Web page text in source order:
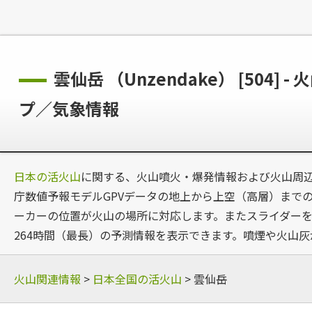
雲仙岳 （Unzendake） [504] -
プ／気象情報
日本の活火山に関する、火山噴火・爆発情報および火山周
庁数値予報モデルGPVデータの地上から上空（高層）ま
ーカーの位置が火山の場所に対応します。またスライダ
264時間（最長）の予測情報を表示できます。噴煙や火山
火山関連情報 > 日本全国の活火山 > 雲仙岳